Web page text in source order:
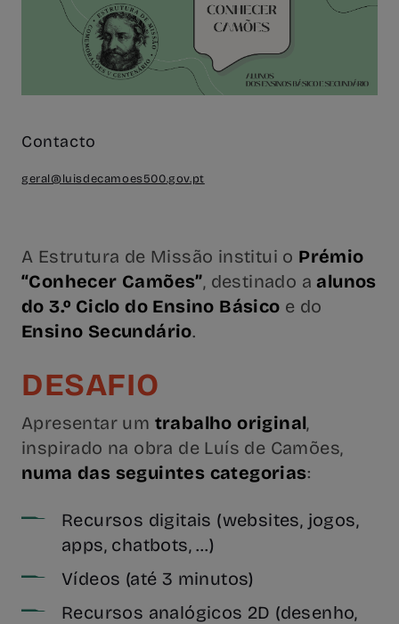
Contacto
geral@luisdecamoes500.gov.pt
A Estrutura de Missão institui o Prémio
“Conhecer Camões”, destinado aalunos
do 3.º Ciclo do Ensino Básico e do
Ensino Secundário.
DESAFIO
Apresentar um trabalho original,
inspirado na obra de Luís de Camões,
numa das seguintes categorias:
Recursos digitais (websites, jogos,
apps, chatbots, …)
Vídeos (até 3 minutos)
Recursos analógicos 2D (desenho,